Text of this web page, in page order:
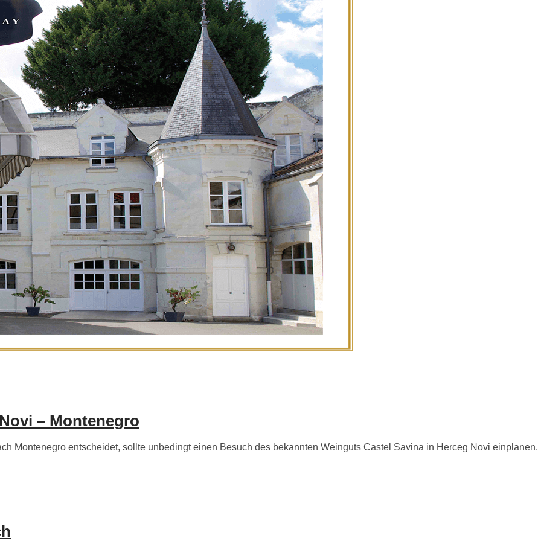
– Montenegro
Montenegro entscheidet, sollte unbedingt einen Besuch des bekannten Weinguts Castel Savina in Herceg Novi einplanen.